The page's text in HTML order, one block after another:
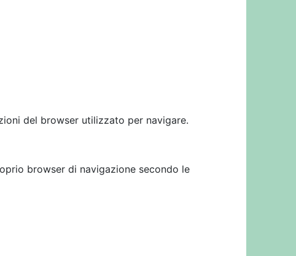
del browser utilizzato per navigare.
browser di navigazione secondo le